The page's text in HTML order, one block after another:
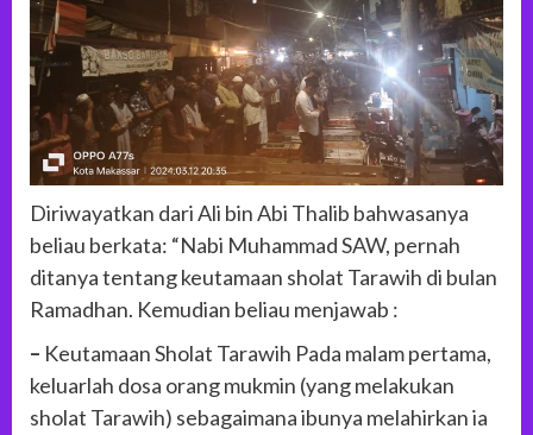
Diriwayatkan dari Ali bin Abi Thalib bahwasanya
beliau berkata: “Nabi Muhammad SAW, pernah
ditanya tentang keutamaan sholat Tarawih di bulan
Ramadhan. Kemudian beliau menjawab :
– Keutamaan Sholat Tarawih Pada malam pertama,
keluarlah dosa orang mukmin (yang melakukan
sholat Tarawih) sebagaimana ibunya melahirkan ia